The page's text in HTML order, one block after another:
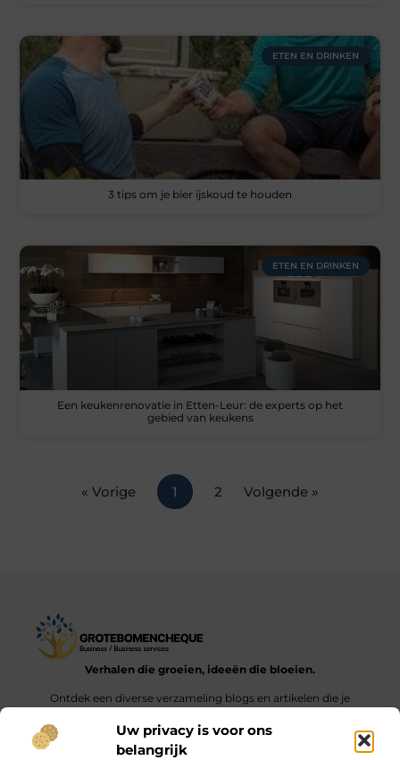
Uw privacy is voor ons
belangrijk
ETEN EN DRINKEN
3 tips om je bier ijskoud te houden
ETEN EN DRINKEN
Een keukenrenovatie in Etten-Leur: de experts op het
gebied van keukens
« Vorige 1 2 Volgende »
Verhalen die groeien, ideeën die bloeien.
Ontdek een diverse verzameling blogs en artikelen die je
dagelijks leven.